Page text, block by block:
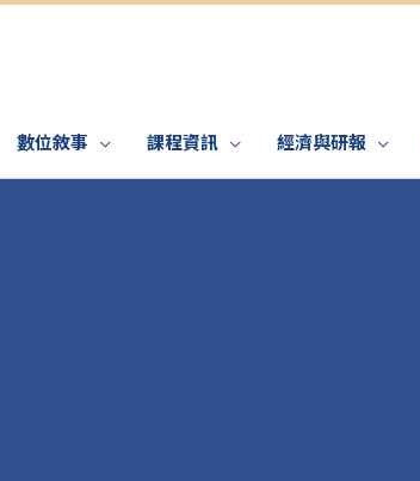
數位敘事 課程資訊 經濟與研報